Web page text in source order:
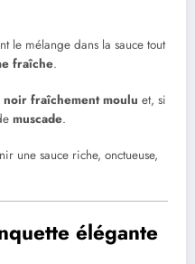
le mélange dans la sauce tout
fraîche.
fraîchement moulu et, si
muscade.
une sauce riche, onctueuse,
élégante